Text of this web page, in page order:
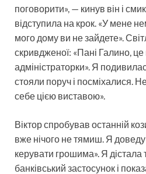
поговорити», — кинув він і
відступила на крок. «У мене
мого дому ви не зайдете».
скривдженої: «Пані Галино,
адміністраторки». Я
стояли поруч і посміхалися.
себе цією виставою».
Віктор спробував останній
вже нічого не тямиш. Я доведу
керувати грошима». Я дістала
банківський застосунок і